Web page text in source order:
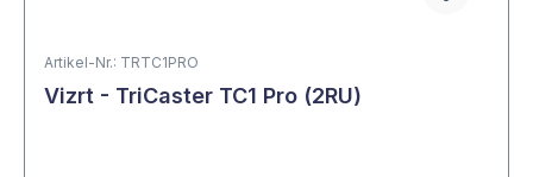
Artikel-Nr.: TRTC1PRO
Vizrt - TriCaster TC1 Pro (2RU)